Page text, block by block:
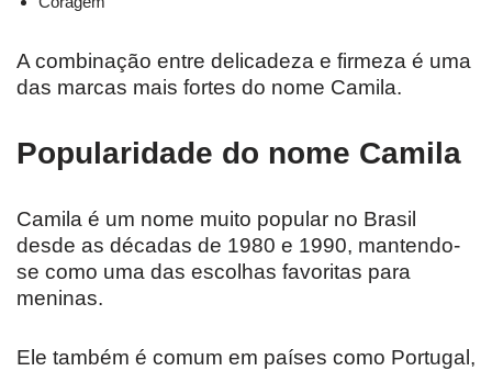
A combinação entre delicadeza e firmeza é uma
das marcas mais fortes do nome Camila.
Popularidade do nome Camila
Camila é um nome muito popular no Brasil
desde as décadas de 1980 e 1990, mantendo-
se como uma das escolhas favoritas para
meninas.
Ele também é comum em países como Portugal,